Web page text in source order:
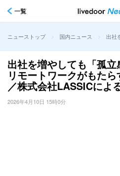
一覧
ニューストップ > 国内ニュース > 出社
出社を増やしても「孤
リモートワークがもた
／株式会社LASSICによ
2026年4月10日 15時0分